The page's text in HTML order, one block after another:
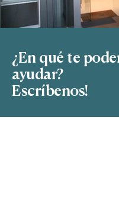
¿En qué te
ayudar?
Escríbenos!